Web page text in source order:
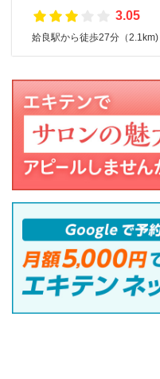
3.05
姶良駅から徒歩27分（2.1km)